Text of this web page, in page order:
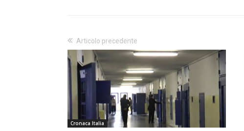
Articolo precedente
Cronaca Italia